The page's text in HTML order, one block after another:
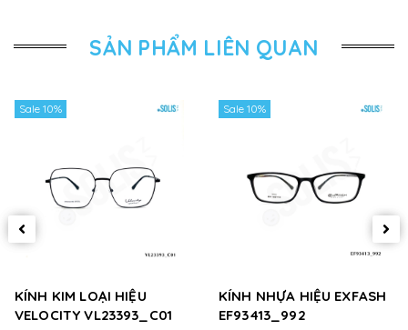
SẢN PHẨM LIÊN QUAN
Sale 10%
KÍNH KIM LOẠI HIỆU
VELOCITY VL23393_C01
Sale 10%
KÍNH NHỰA HIỆU EXFASH
EF93413_992